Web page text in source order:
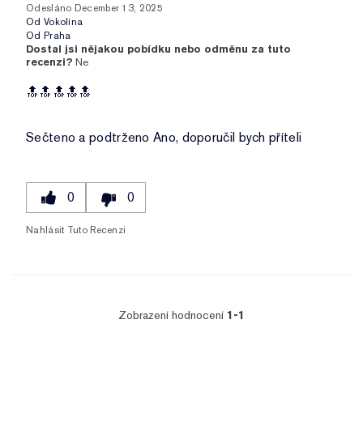
Odesláno December 13, 2025
Od Vokolína
Od Praha
Dostal jsi nějakou pobídku nebo odměnu za tuto
recenzi? Ne
🔝🔝🔝🔝🔝
Sečteno a podtrženo Ano, doporučil bych příteli
0 0
Nahlásit Tuto Recenzi
Zobrazení hodnocení 1-1